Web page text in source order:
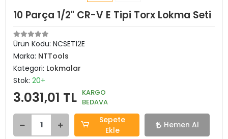
10 Parça 1/2" CR-V E Tipi Torx Lokma Seti
Ürün Kodu: NCSET12E
Marka: NTTools
Kategori: Lokmalar
Stok: 20+
3.031,01 TL KARGO
BEDAVA
Sepete
Ekle
Hemen Al